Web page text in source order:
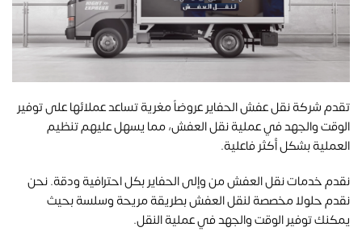
تقدم شركة نقل عفش الحفاير عروضاً مغرية تساعد عملائها على توفير
الوقت والجهد في عملية نقل العفش، مما يسهل عليهم تنظيم
العملية بشكل أكثر فاعلية.
نقدم خدمات نقل العفش من وإلى الحفاير بكل احترافية ودقة. نحن
نقدم حلولا مخصصة لنقل العفش بطريقة مريحة وسلسة بحيث
يمكنك توفير الوقت والجهد في عملية النقل.